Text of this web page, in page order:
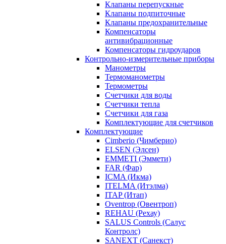
Клапаны перепускные
Клапаны подпиточные
Клапаны предохранительные
Компенсаторы
антивибрационные
Компенсаторы гидроударов
Контрольно-измерительные приборы
Манометры
Термоманометры
Термометры
Счетчики для воды
Счетчики тепла
Счетчики для газа
Комплектующие для счетчиков
Комплектующие
Cimberio (Чимберио)
ELSEN (Элсен)
EMMETI (Эммети)
FAR (Фар)
ICMA (Икма)
ITELMA (Итэлма)
ITAP (Итап)
Oventrop (Овентроп)
REHAU (Рехау)
SALUS Controls (Салус
Контролс)
SANEXT (Санекст)